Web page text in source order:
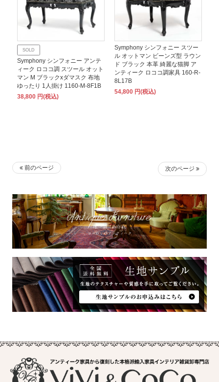
SOLD
Symphony シンフォニー アンテ
ィーク ロココ調 スツール オット
マン M ブラックxダマスク 布地
ゆったり 1人掛け 1160-M-8F1B
38,800 円(税込)
Symphony シンフォニー スツー
ル オットマン ビーンズ型 ラウン
ド ブラック 本革 綺麗な猫脚 ア
ンティーク ロココ調家具 160-R-
8L17B
54,800 円(税込)
前のページ 次のページ